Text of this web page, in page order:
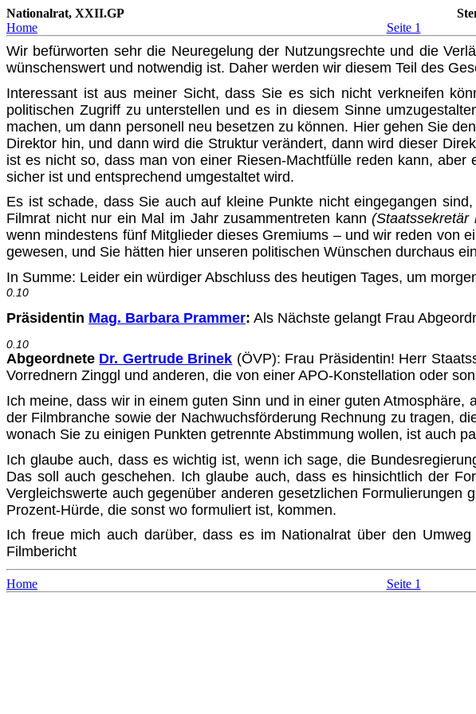
Nationalrat, XXII.GP
Home
Seite 1
Wir befürworten sehr die Neuregelung der Nutzungsrechte und die
wün­schenswert und notwendig ist. Daher werden wir diesem Teil des
Interessant ist aus meiner Sicht, dass Sie es sich nicht verkneifen
politischen Zugriff zu unterstellen und es in diesem Sinne
machen, um dann per­sonell neu besetzen zu können. Hier gehen Sie
Direktor hin, und dann wird die Struktur verändert, dann wird dieser
ist es nicht so, dass man von einer Riesen-Machtfülle reden kann,
sicher ist und entsprechend umgestal­tet wird.
Es ist schade, dass Sie auch auf kleine Punkte nicht eingegangen
Filmrat nicht nur ein Mal im Jahr zusammentreten kann(Staatssekretär
wenn mindes­tens fünf Mitglieder dieses Gremiums – und wir reden von
gewesen, und Sie hätten hier unseren politischen Wünschen durchaus
In Summe: Leider ein würdiger Abschluss des heutigen Tages, um
0.10
Präsidentin Mag. Barbara Prammer: Als Nächste gelangt Frau
0.10
Abgeordnete Dr. Gertrude Brinek (ÖVP): Frau Präsidentin! Herr
Vor­rednern Zinggl und anderen, die von einer APO-Konstellation oder
Ich meine, dass wir in einem guten Sinn und in einer guten
der Filmbranche sowie der Nachwuchsförderung Rechnung zu tragen,
wonach Sie zu einigen Punkten getrennte Abstimmung wollen, ist auch
Ich glaube auch, dass es wichtig ist, wenn ich sage, die
Das soll auch geschehen. Ich glaube auch, dass es hinsichtlich der
Vergleichswerte auch gegenüber anderen gesetzlichen
Prozent-Hürde, die sonst wo formuliert ist, kommen.
Ich freue mich auch darüber, dass es im Nationalrat über den
Filmbericht
Home Seite 1